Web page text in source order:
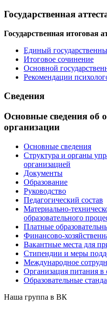
Государственная
Государственная итоговая
Единый
Итоговое сочинение
Основной
Рекомендации
Сведения
Основные сведения об
организации
Основные сведения
Структура и органы
организацией
Документы
Образование
Руководство
Педагогический состав
Материально-
образовательного
Платные
Финансово-
Вакантные места для
Стипендии и меры
Международное
Организация питания в
Образовательные
Наша группа в ВК